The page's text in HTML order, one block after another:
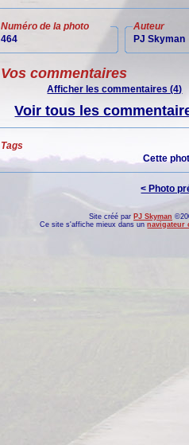
Numéro de la photo
464
Auteur
PJ Skyman
Vos commentaires
Afficher les commentaires (4)
Voir tous les
Tags
Cette
< Photo
Site créé par PJ Skyman
Ce site s'affiche mieux dans unnavigateur